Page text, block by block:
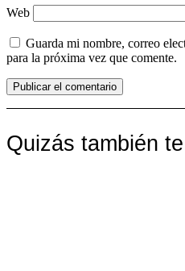
Web
Guarda mi nombre, correo
para la próxima vez que comente.
Quizás también